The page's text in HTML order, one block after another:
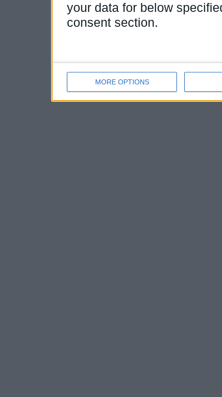
your data for below
consent section.
MORE OPTIONS